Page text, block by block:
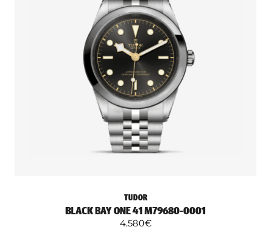
TUDOR
BLACK BAY ONE 41 M79680-0001
4.580€